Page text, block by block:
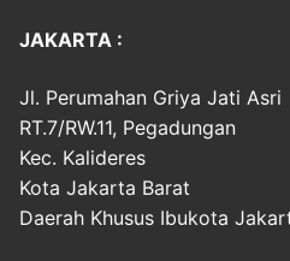
JAKARTA :
Jl. Perumahan Griya Jati Asri
RT.7/RW.11, Pegadungan
Kec. Kalideres
Kota Jakarta Barat
Daerah Khusus Ibukota